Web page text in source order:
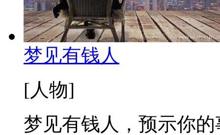
梦见有钱人
[人物]
梦见有钱人，预示你